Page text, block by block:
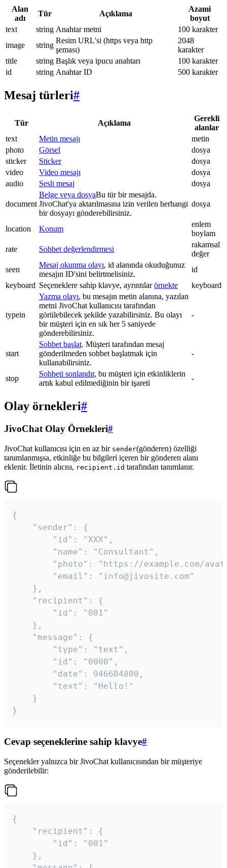
Alan
adı
Tür Açıklama
Azami
boyut
text
string Anahtar metni
100 karakter
image
string
Resim URL'si (https veya http
şeması)
2048
karakter
title
string Başlık veya ipucu anahtarı
100 karakter
id
string Anahtar ID 500 karakter
Mesaj türleri#
Tür Açıklama
Gerekli
alanlar
text
Metin mesajı
metin
photo
Görsel
dosya
sticker
Sticker
dosya
video
Video mesajı
dosya
audio
Sesli mesaj dosya
document
Belge veya dosyaBu tür bir mesajda.
JivoChat'ya aktarılmasına izin verilen herhangi
bir dosyayı gönderebilirsiniz.
dosya
location Konum
enlem
boylam
rate
Sohbet değerlendirmesi
rakamsal
değer
seen
Mesaj okunma olayı, id alanında okuduğunuz
mesajın ID'sini belirtmelisiniz.
id
keyboard Seçeneklere sahip klavye, ayrıntılarörnekte keyboard
typein
Yazma olayı, bu mesajın metin alanına, yazılan
metni JivoChat kullanıcısı tarafından
görülebilecek şekilde yazabilirsiniz. Bu olayı
bir müşteri için en sık her 5 saniyede
gönderebilirsiniz.
-
start
Sohbet başlat. Müşteri tarafından mesaj
gönderilmeden sohbet başlatmak için
kullanabilirsiniz.
-
stop
Sohbeti sonlandır, bu müşteri için etkinliklerin
artık kabul edilmediğinin bir işareti
-
Olay örnekleri#
JivoChat Olay Örnekleri#
JivoChat kullanıcısı için en az bir sender(gönderen) özelliği
tanımlanmışsa, etkinliğe bu bilgileri içeren bir gönderen alanı
eklenir. İletinin alıcısı, recipient.id tarafından tanımlanır.
{
}
Cevap seçeneklerine sahip klavye#
Seçenekler yalnızca bir JivoChat kullanıcısından bir müşteriye
gönderilebilir:
{